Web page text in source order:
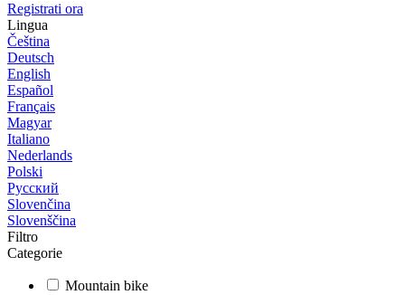
Registrati ora
Lingua
Čeština
Deutsch
English
Español
Français
Magyar
Italiano
Nederlands
Polski
Русский
Slovenčina
Slovenščina
Filtro
Categorie
Mountain bike